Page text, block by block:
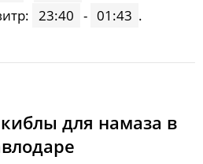
23:40 - 01:43 .
для намаза в